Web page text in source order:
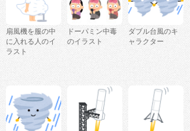
扇風機を服の中
に入れる人のイ
ラスト
ドーパミン中毒
のイラスト
ダブル台風のキ
ャラクター